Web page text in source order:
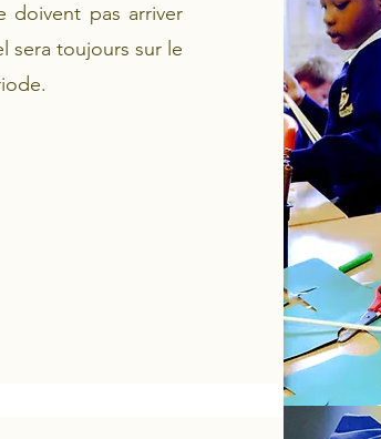
doivent pas arriver
sera toujours sur le